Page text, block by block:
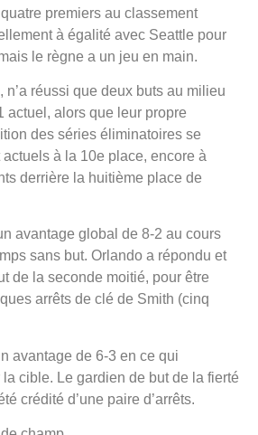
premiers au classement
à égalité avec Seattle pour
le règne a un jeu en main.
n’a réussi que deux buts au milieu
actuel, alors que leur propre
des séries éliminatoires se
à la 10e place, encore à
derrière la huitième place de
avantage global de 8-2 au cours
sans but. Orlando a répondu et
de la seconde moitié, pour être
arrêts de clé de Smith (cinq
avantage de 6-3 en ce qui
cible. Le gardien de but de la fierté
crédité d’une paire d’arrêts.